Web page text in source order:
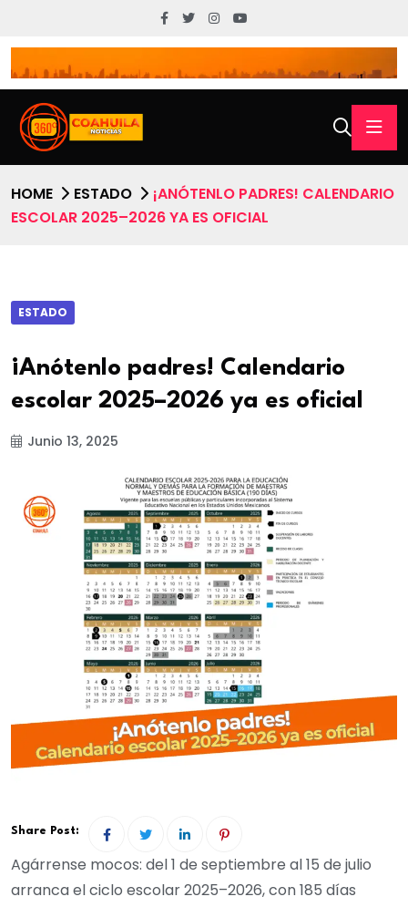
HOME ESTADO
¡ANÓTENLO PADRES! CALENDARIO
ESCOLAR 2025–2026 YA ES OFICIAL
ESTADO
¡Anótenlo padres! Calendario
escolar 2025–2026 ya es oficial
Junio 13, 2025
Share Post:
Agárrense mocos: del 1 de septiembre al 15 de julio
arranca el ciclo escolar 2025–2026, con 185 días